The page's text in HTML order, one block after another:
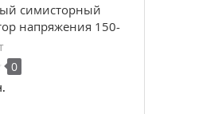
симисторный
напряжения 150-
Volter СНПТО- 4 пт
0